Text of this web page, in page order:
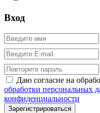
Вход
Даю согласие на
обработки персональных
конфиденциальности
Зарегистрироваться